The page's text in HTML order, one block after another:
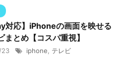
対応】iPhoneの画面を映せる
まとめ【コスパ重視】
23 iphone テレビ